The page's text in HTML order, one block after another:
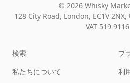
© 2026 Whisky
128 City Road, London, EC1V 2NX,
VAT 519
検索
私たちについて
プ
利